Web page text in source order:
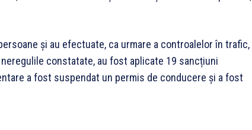
și au efectuate, ca urmare a controalelor în trafic,
constatate, au fost aplicate 19 sancțiuni
a fost suspendat un permis de conducere și a fost